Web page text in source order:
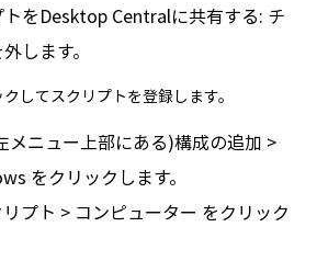
トをDesktop Centralに共有する: チ
します。
してスクリプトを登録します。
メニュー上部にある)構成の追加 >
をクリックします。
プト > コンピューター をクリック